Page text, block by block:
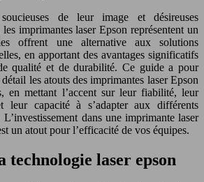
de leur image et désireuses
imprimantes laser Epson représentent un
offrent une alternative aux solutions
en apportant des avantages significatifs
qualité et de durabilité. Ce guide a pour
les atouts des imprimantes laser Epson
en mettant l’accent sur leur fiabilité, leur
leur capacité à s’adapter aux différents
L’investissement dans une imprimante laser
un atout pour l’efficacité de vos équipes.
technologie laser epson